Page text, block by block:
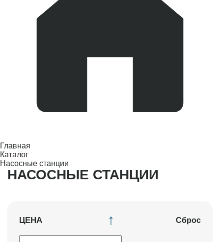
Главная
Каталог
Насосные станции
НАСОСНЫЕ СТАНЦИИ
ЦЕНА Сброс